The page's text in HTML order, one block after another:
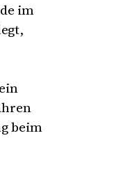
im
beim